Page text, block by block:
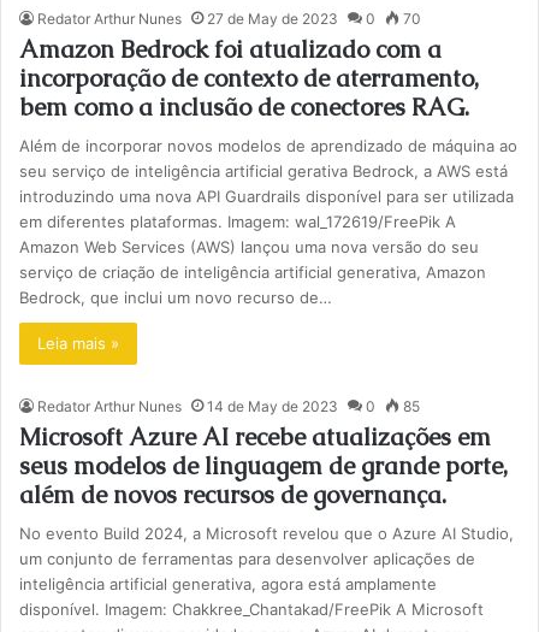
Redator Arthur Nunes 27 de May de 2023 0 70
Amazon Bedrock foi atualizado com a
incorporação de contexto de aterramento,
bem como a inclusão de conectores RAG.
Além de incorporar novos modelos de aprendizado de máquina ao
seu serviço de inteligência artificial gerativa Bedrock, a AWS está
introduzindo uma nova API Guardrails disponível para ser utilizada
em diferentes plataformas. Imagem: wal_172619/FreePik A
Amazon Web Services (AWS) lançou uma nova versão do seu
serviço de criação de inteligência artificial generativa, Amazon
Bedrock, que inclui um novo recurso de…
Leia mais »
Redator Arthur Nunes 14 de May de 2023 0 85
Microsoft Azure AI recebe atualizações em
seus modelos de linguagem de grande porte,
além de novos recursos de governança.
No evento Build 2024, a Microsoft revelou que o Azure AI Studio,
um conjunto de ferramentas para desenvolver aplicações de
inteligência artificial generativa, agora está amplamente
disponível. Imagem: Chakkree_Chantakad/FreePik A Microsoft